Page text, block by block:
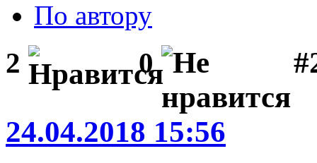
По автору
2 0
24.04.2018 15:56